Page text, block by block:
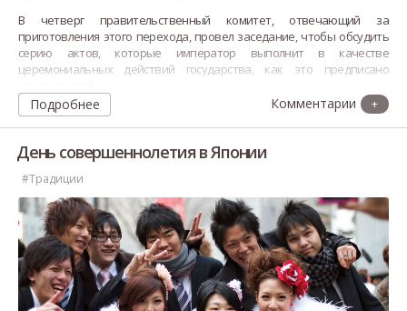
В четверг правительственный комитет, отвечающий за
приготовления этого перехода, провел заседание, чтобы обсудить
серию актов, которые император выполнит в качестве
церемониальных действий государства, как это предписано
Комитет
Подробнее +
День совершеннолетия в Японии
#Традиции